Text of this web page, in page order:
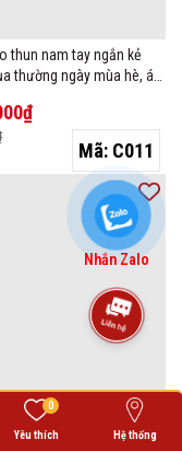
Mã: C011
thun nam tay ngắn kẻ
thường ngày mùa hè, áo
Âu Nam Tencel cao
Yêu thích
0
Hệ thống
Nhắn Zalo